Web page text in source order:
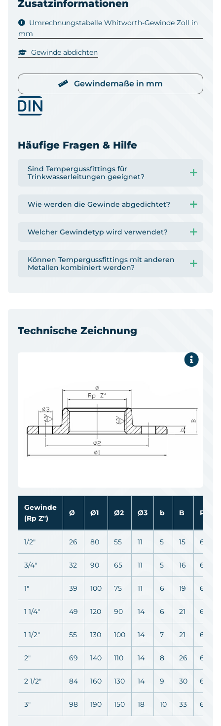
Zusatzinformationen
Umrechnungstabelle Whitworth-Gewinde Zoll in
mm
Gewinde abdichten
Gewindemaße in mm
Häufige Fragen & Hilfe
Sind Tempergussfittings für
Trinkwasserleitungen geeignet?
Wie werden die Gewinde abgedichtet?
Welcher Gewindetyp wird verwendet?
Können Tempergussfittings mit anderen
Metallen kombiniert werden?
Technische Zeichnung
Gewinde
(Rp Z")
Ø Ø1 Ø2 Ø3 b B PN
1/2" 26 80 55 11 5 15 6
3/4" 32 90 65 11 5 16 6
1" 39 100 75 11 6 19 6
1 1/4" 49 120 90 14 6 21 6
1 1/2" 55 130 100 14 7 21 6
2" 69 140 110 14 8 26 6
2 1/2" 84 160 130 14 9 30 6
3" 98 190 150 18 10 33 6